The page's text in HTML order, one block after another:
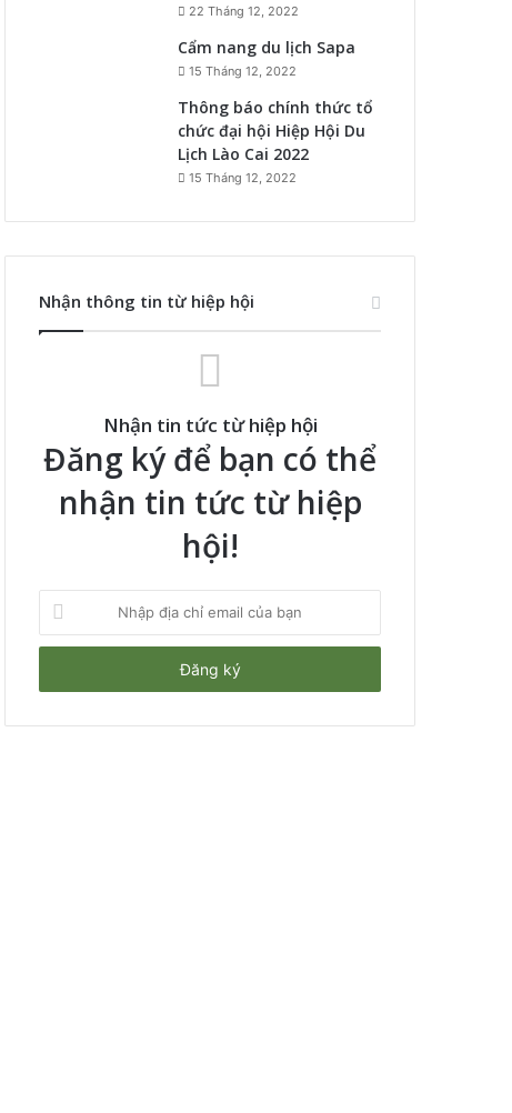
22 Tháng 12, 2022
Cẩm nang du lịch Sapa
15 Tháng 12, 2022
Thông báo chính thức tổ
chức đại hội Hiệp Hội Du
Lịch Lào Cai 2022
15 Tháng 12, 2022
Nhận thông tin từ hiệp hội
Nhận tin tức từ hiệp hội
Đăng ký để bạn có thể
nhận tin tức từ hiệp
hội!
Nhập
địa
chỉ
của